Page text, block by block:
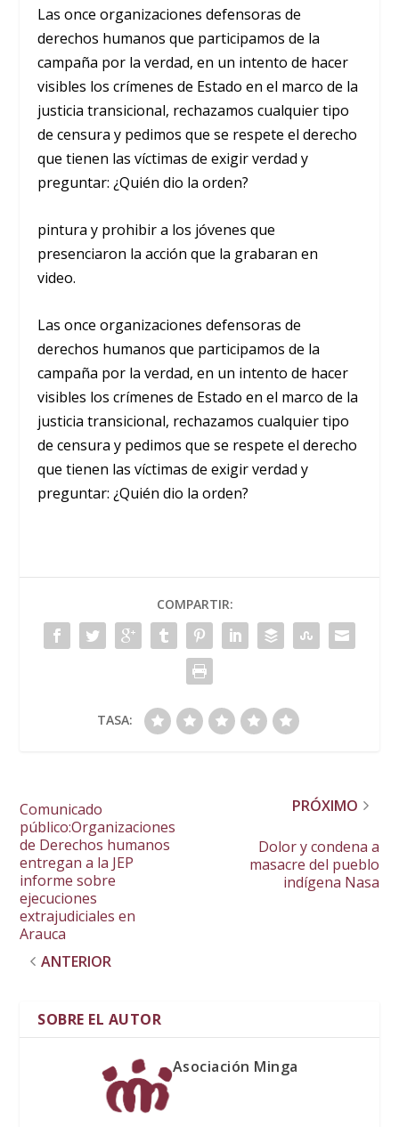
Lasonce organizaciones defensoras de
derechos humanos que participamos de la
campaña por la verdad, en un intento de hacer
visibles los crímenes de Estado en el marco de la
justicia transicional, rechazamos cualquier tipo
de censura y pedimos que se respete el derecho
que tienen las víctimas de exigir verdad y
preguntar:¿Quién dio la orden?
pintura y prohibir a los jóvenes que
presenciaron la acción que la grabaran en
video.
Lasonce organizaciones defensoras de
derechos humanos que participamos de la
campaña por la verdad, en un intento de hacer
visibles los crímenes de Estado en el marco de la
justicia transicional, rechazamos cualquier tipo
de censura y pedimos que se respete el derecho
que tienen las víctimas de exigir verdad y
preguntar:¿Quién dio la orden?
COMPARTIR:
TASA:
Comunicado
público:Organizaciones
de Derechos humanos
entregan a la JEP
informe sobre
ejecuciones
extrajudiciales en
Arauca
ANTERIOR
PRÓXIMO
Dolor y condena a
masacre del pueblo
indígena Nasa
SOBRE EL AUTOR
Asociación Minga